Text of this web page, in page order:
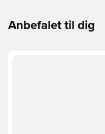
Anbefalet til dig